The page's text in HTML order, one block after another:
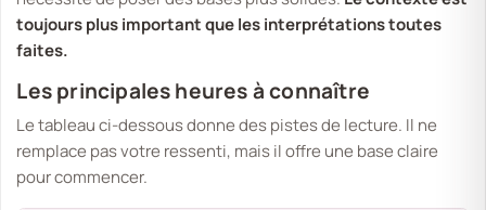
toujours plus important que les interprétations toutes
faites.
Les principales heures à connaître
Le tableau ci-dessous donne des pistes de lecture. Il ne
remplace pas votre ressenti, mais il offre une base claire
pour commencer.